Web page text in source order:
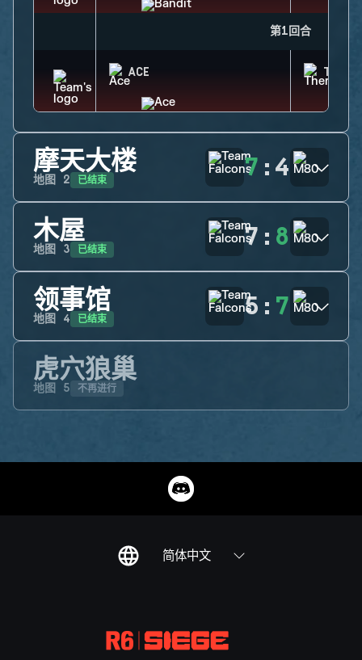
第1回合
ACE
摩天大楼
地图 2 已结束 7 : 4
木屋
地图 3 已结束 7 : 8
领事馆
地图 4 已结束 5 : 7
虎穴狼巢
地图 5 不再进行
简体中文